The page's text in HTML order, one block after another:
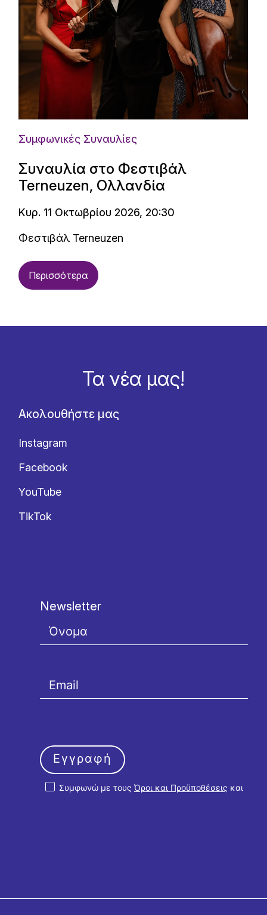
Συμφωνικές Συναυλίες
Συναυλία στο Φεστιβάλ
Terneuzen, Ολλανδία
Κυρ. 11 Οκτωβρίου 2026, 20:30
Φεστιβάλ Terneuzen
Περισσότερα
Τα νέα μας!
Ακολουθήστε μας
Instagram
Facebook
YouTube
TikTok
Newsletter
Συμφωνώ με τους Όροι και Προϋποθέσεις και
Εγγραφή